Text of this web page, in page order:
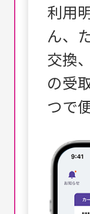
利用
ん、
交換
の受
つで